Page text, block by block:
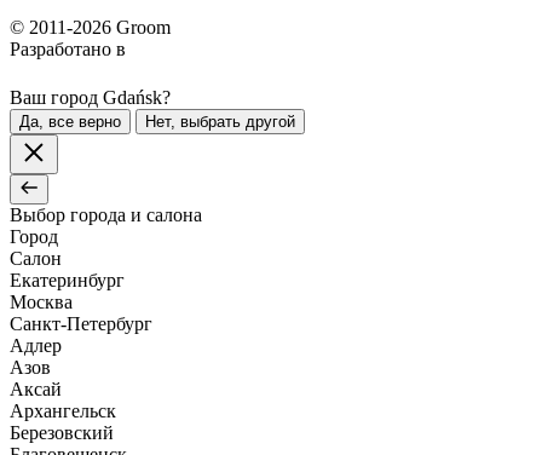
© 2011-2026 Groom
Разработано в
Ваш город Gdańsk?
Да, все верно Нет, выбрать другой
Выбор города и салона
Город
Салон
Екатеринбург
Москва
Санкт-Петербург
Адлер
Азов
Аксай
Архангельск
Березовский